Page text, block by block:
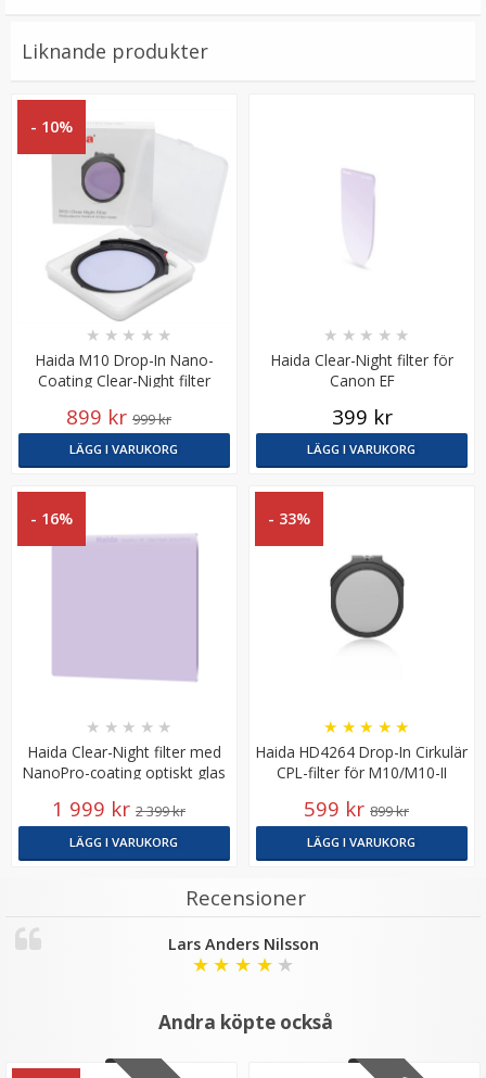
Liknande produkter
- 10%
Haida M10 Drop-In Nano-
Coating Clear-Night filter
★ ★ ★ ★ ★
899 kr 999 kr
LÄGG I VARUKORG
Haida Clear-Night filter för
Canon EF
★ ★ ★ ★ ★
399 kr
LÄGG I VARUKORG
- 16%
Haida Clear-Night filter med
NanoPro-coating optiskt glas
★ ★ ★ ★ ★
1 999 kr 2 399 kr
LÄGG I VARUKORG
- 33%
Haida HD4264 Drop-In Cirkulär
CPL-filter för M10/M10-II
★ ★ ★ ★ ★
599 kr 899 kr
LÄGG I VARUKORG
Recensioner
Lars Anders Nilsson
★ ★ ★ ★ ★
Andra köpte också